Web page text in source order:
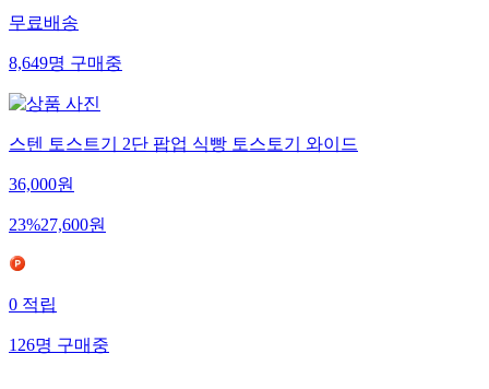
무료배송
8,649명구매중
스텐 토스트기 2단 팝업 식빵 토스토기 와이드
36,000원
23%27,600원
0적립
126명구매중